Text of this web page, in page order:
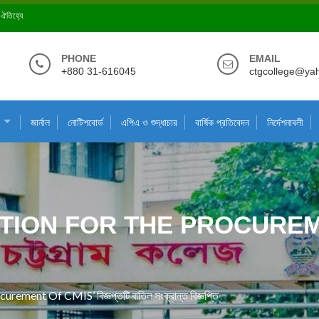
ঐতিহ্যে
PHONE
+880 31-616045
EMAIL
জার্নাল নোটিশবোর্ড এপিএ ও শুদ্ধাচার বার্ষিক প্রতিবেদন নির্দেশনাবলী
FOR THE
Of CMIS’ বিজ্ঞপ্তটি বাতিল সংক্রান্ত বিজ্ঞপ্তি